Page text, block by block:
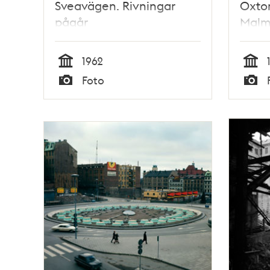
Sveavägen. Rivningar
pågår
Tid
1962
Typ
Foto Tid
Typ